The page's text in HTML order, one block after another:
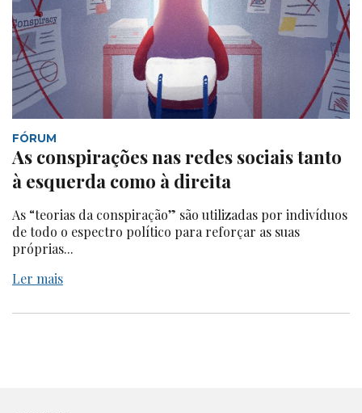
FÓRUM
As conspirações nas redes sociais tanto
à esquerda como à direita
As “teorias da conspiração” são utilizadas por indivíduos
de todo o espectro político para reforçar as suas
próprias...
Ler mais